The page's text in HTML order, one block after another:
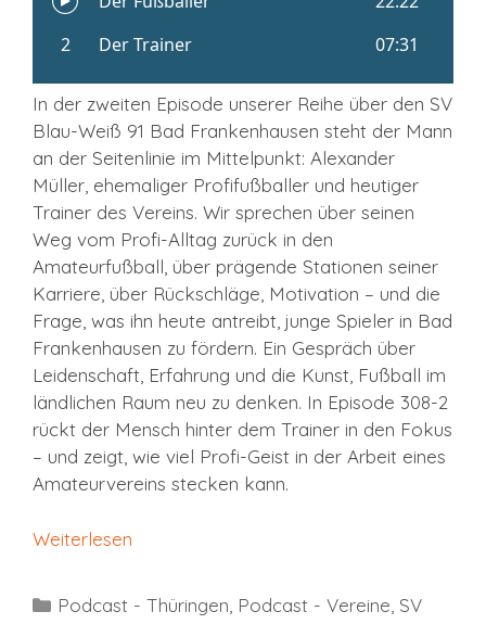
In der zweiten Episode unserer Reihe über den SV
Blau-Weiß 91 Bad Frankenhausen steht der Mann
an der Seitenlinie im Mittelpunkt: Alexander
Müller, ehemaliger Profifußballer und heutiger
Trainer des Vereins. Wir sprechen über seinen
Weg vom Profi-Alltag zurück in den
Amateurfußball, über prägende Stationen seiner
Karriere, über Rückschläge, Motivation – und die
Frage, was ihn heute antreibt, junge Spieler in Bad
Frankenhausen zu fördern. Ein Gespräch über
Leidenschaft, Erfahrung und die Kunst, Fußball im
ländlichen Raum neu zu denken. In Episode 308-2
rückt der Mensch hinter dem Trainer in den Fokus
– und zeigt, wie viel Profi-Geist in der Arbeit eines
Amateurvereins stecken kann.
Weiterlesen
Kategorien
Podcast - Thüringen Podcast - Vereine SV